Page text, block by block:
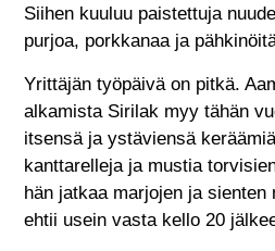
Siihen kuuluu paistettuja
purjoa, porkkanaa ja
Yrittäjän työpäivä on pitkä.
alkamista Sirilak myy tähän
itsensä ja ystäviensä
kanttarelleja ja mustia
hän jatkaa marjojen ja sienten
ehtii usein vasta kello 20